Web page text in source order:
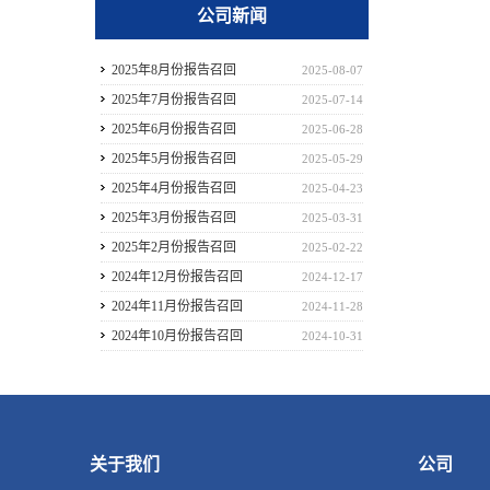
公司新闻
2025-08-07
2025年8月份报告召回
2025-07-14
2025年7月份报告召回
2025-06-28
2025年6月份报告召回
2025-05-29
2025年5月份报告召回
2025-04-23
2025年4月份报告召回
2025-03-31
2025年3月份报告召回
2025-02-22
2025年2月份报告召回
2024-12-17
2024年12月份报告召回
2024-11-28
2024年11月份报告召回
2024-10-31
2024年10月份报告召回
关于我们 公司